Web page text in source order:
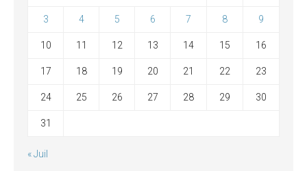
3 4 5 6 7 8 9
10 11 12 13 14 15 16
17 18 19 20 21 22 23
24 25 26 27 28 29 30
31
« Juil